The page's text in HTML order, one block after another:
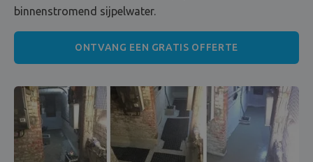
binnenstromend sijpelwater.
ONTVANG EEN GRATIS OFFERTE